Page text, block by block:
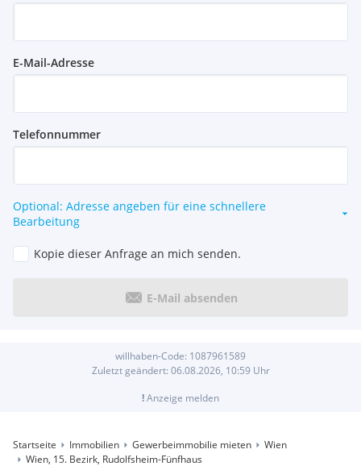
E-Mail-Adresse
Telefonnummer
Optional: Adresse angeben für eine schnellere
Bearbeitung
Kopie dieser Anfrage an mich senden.
E-Mail absenden
willhaben-Code: 1087961589
Zuletzt geändert: 06.08.2026, 10:59 Uhr
!Anzeige melden
Startseite Immobilien Gewerbeimmobilie mieten
Wien
Wien, 15. Bezirk, Rudolfsheim-Fünfhaus